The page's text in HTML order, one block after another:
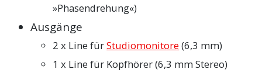
»Phasendrehung«)
Ausgänge
2 x Line fürStudiomonitore (6,3 mm)
1 x Line für Kopfhörer (6,3 mm Stereo)